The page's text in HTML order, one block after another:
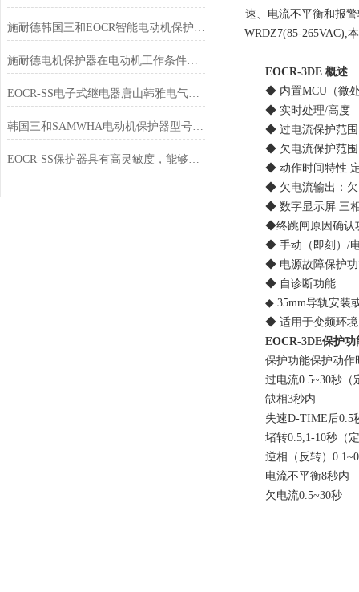
施耐德韩国三和EOCR智能电动机保护器石油化工行业应用
施耐德电机保护器在电动机工作条件下有哪些选择？
EOCR-SS电子式继电器唐山韩雅电气专业销售
韩国三和SAMWHA电动机保护器型号大全
EOCR-SS保护器具有高灵敏度，能够及时检测到电流异常
速、电流不平衡和报警
WRDZ7(85-265VAC),
EOCR-3DE 概述
◆ 内置MCU（微处
◆ 实时处理/高度
◆ 过电流保护范围：
◆ 欠电流保护范围
◆ 动作时间特性 定时
◆ 欠电流输出：欠电
◆ 数字显示屏 三相
◆终跳闸原因确认功
◆ 手动（即刻）/电
◆ 电源故障保护功
◆ 自诊断功能
◆ 35mm导轨安装或
◆ 适用于变频环境
EOCR-3DE保护功
保护功能保护动作
过电流0.5~30秒（定
缺相3秒内
失速D-TIME后0.5
堵转0.5,1-10秒（定
逆相（反转）
电流不平衡8秒内
欠电流0.5~30秒